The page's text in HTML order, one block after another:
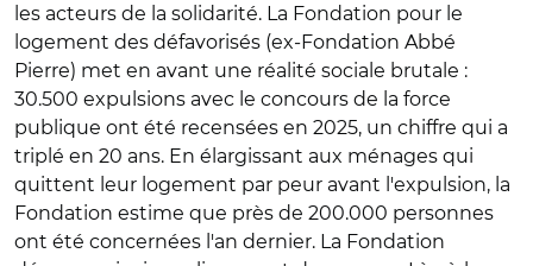
les acteurs de la solidarité. La Fondation pour le
logement des défavorisés (ex-Fondation Abbé
Pierre) met en avant une réalité sociale brutale :
30.500 expulsions avec le concours de la force
publique ont été recensées en 2025, un chiffre qui a
triplé en 20 ans. En élargissant aux ménages qui
quittent leur logement par peur avant l'expulsion, la
Fondation estime que près de 200.000 personnes
ont été concernées l'an dernier. La Fondation